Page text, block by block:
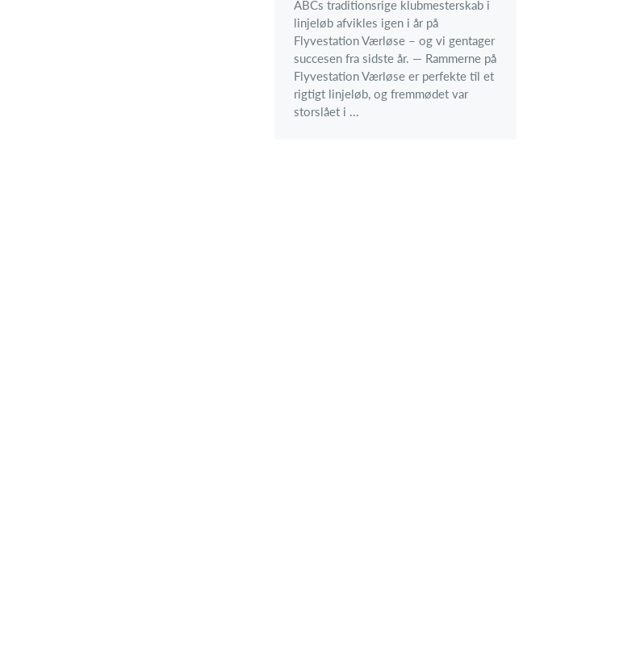
ABCs traditionsrige klubmesterskab i
linjeløb afvikles igen i år på
Flyvestation Værløse – og vi gentager
succesen fra sidste år. — Rammerne på
Flyvestation Værløse er perfekte til et
rigtigt linjeløb, og fremmødet var
storslået i ...